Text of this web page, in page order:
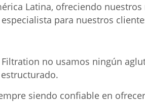
Latina, ofreciendo
para nuestros
no usamos ningún
siendo confiable en